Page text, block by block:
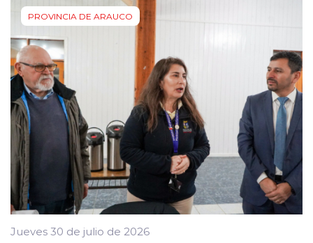
PROVINCIA DE ARAUCO
Jueves 30 de julio de 2026